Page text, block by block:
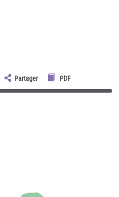
Partager PDF